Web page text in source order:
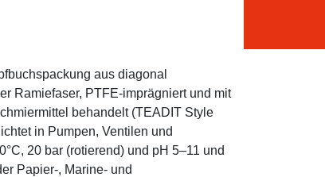
aus diagonal
Ramiefaser, PTFE-imprägniert und mit
behandelt (TEADIT Style
in Pumpen, Ventilen und
20 bar (rotierend) und pH 5–11 und
Papier-, Marine- und